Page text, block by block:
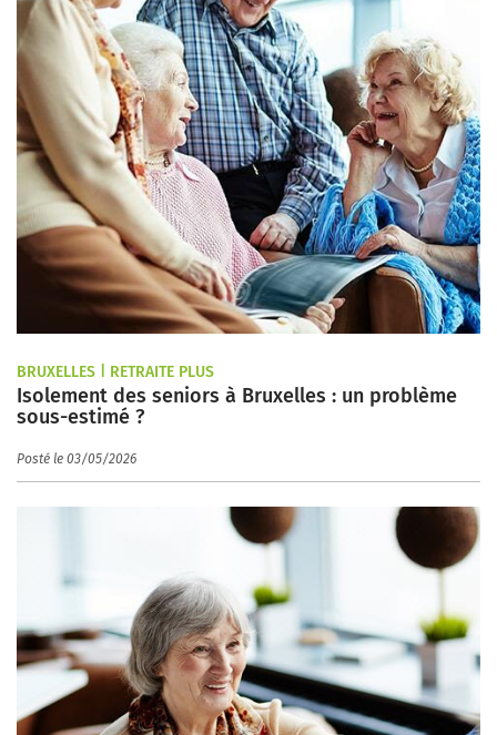
BRUXELLES | RETRAITE PLUS
Isolement des seniors à Bruxelles : un problème
sous-estimé ?
Posté le 03/05/2026